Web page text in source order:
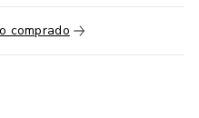
e novos desafios são
individual,
opções e cada um
do perfil da Nutricionista
comprado